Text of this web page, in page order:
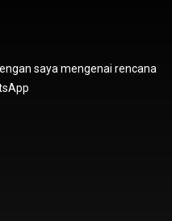
saya mengenai rencana